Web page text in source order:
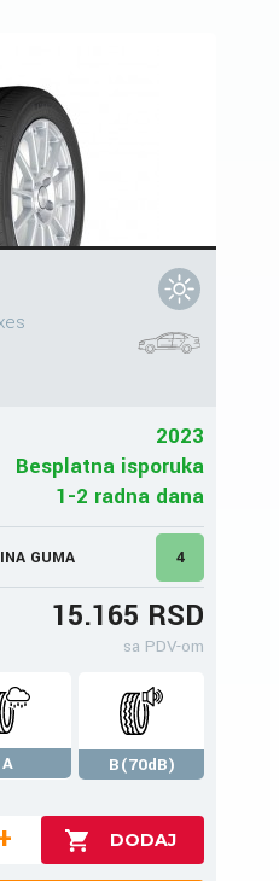
2023
Besplatna isporuka
1-2 radna dana
GUMA 4
15.165 RSD
sa PDV-om
A
B(70dB)